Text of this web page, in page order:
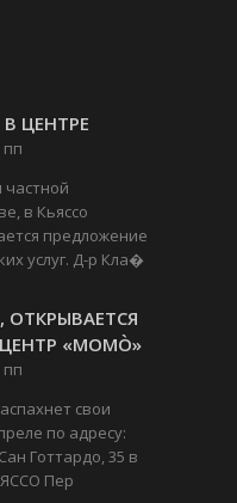
ЦЕНТРЕ
пп
частной
в Кьяссо
предложение
услуг. Д-р Кла�
ОТКРЫВАЕТСЯ
«MOMÒ»
пп
свои
по адресу:
Готтардо, 35 в
Пер